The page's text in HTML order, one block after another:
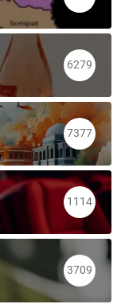
6279
7377
1114
3709